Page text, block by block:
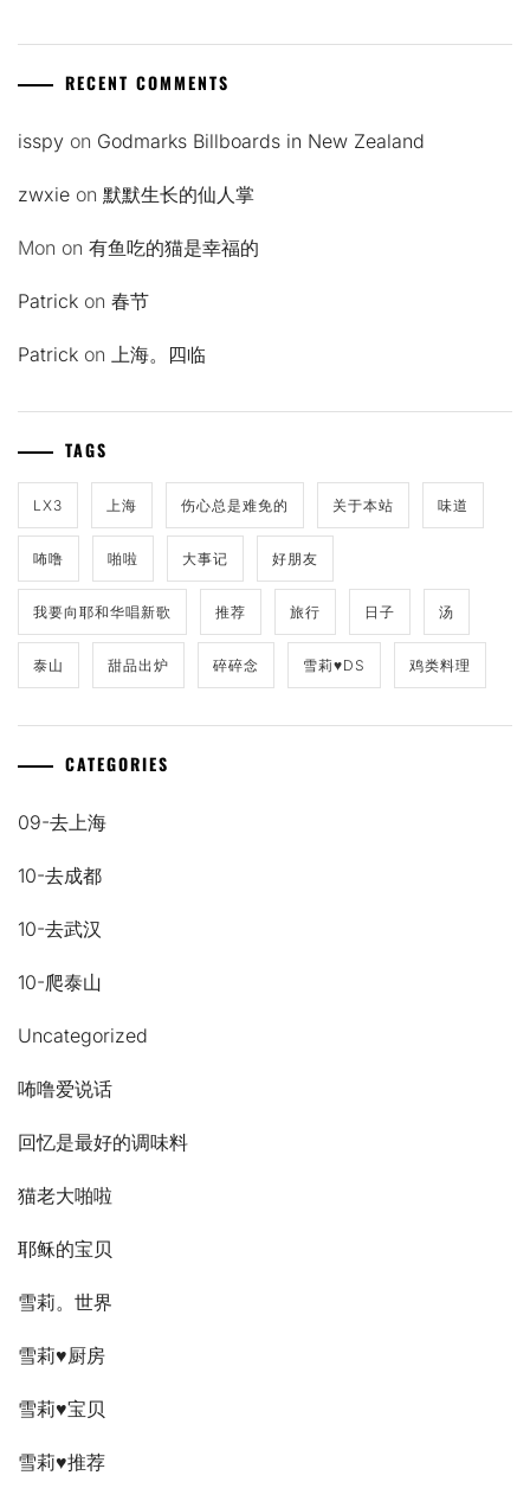
RECENT COMMENTS
isspy on Godmarks Billboards in New Zealand
zwxie on 默默生长的仙人掌
Mon on 有鱼吃的猫是幸福的
Patrick on 春节
Patrick on 上海。四临
TAGS
LX3 上海 伤心总是难免的 关于本站 味道
咘噜 啪啦 大事记 好朋友
我要向耶和华唱新歌 推荐 旅行 日子 汤
泰山 甜品出炉 碎碎念 雪莉♥DS 鸡类料理
CATEGORIES
09-去上海
10-去成都
10-去武汉
10-爬泰山
Uncategorized
咘噜爱说话
回忆是最好的调味料
猫老大啪啦
耶稣的宝贝
雪莉。世界
雪莉♥厨房
雪莉♥宝贝
雪莉♥推荐